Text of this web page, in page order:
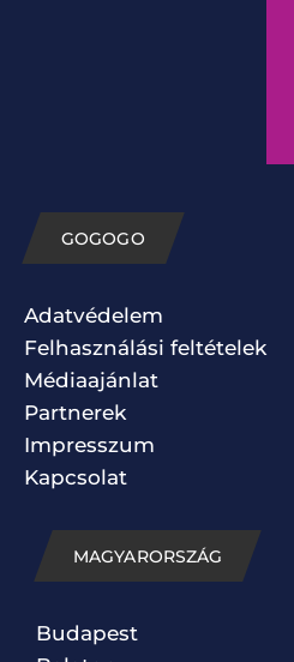
GOGOGO
Adatvédelem
Felhasználási feltételek
Médiaajánlat
Partnerek
Impresszum
Kapcsolat
MAGYARORSZÁG
Budapest